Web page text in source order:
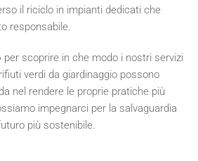
il riciclo in impianti dedicati che
responsabile.
per scoprire in che modo i nostri servizi
verdi da giardinaggio possono
nel rendere le proprie pratiche più
impegnarci per la salvaguardia
più sostenibile.